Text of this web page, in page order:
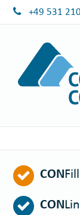
+49 531
CON
CON